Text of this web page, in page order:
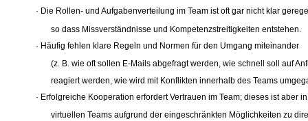
· Die Rollen- und Aufgabenverteilung im Team ist oft gar nicht klar
so dass Missverständnisse und Kompetenzstreitigkeiten entstehen.
· Häufig fehlen klare Regeln und Normen für den Umgang miteinander
(z. B. wie oft sollen E-Mails abgefragt werden, wie schnell soll auf
reagiert werden, wie wird mit Konflikten innerhalb des Teams
· Erfolgreiche Kooperation erfordert Vertrauen im Team; dieses ist aber in
virtuellen Teams aufgrund der eingeschränkten Möglichkeiten zu